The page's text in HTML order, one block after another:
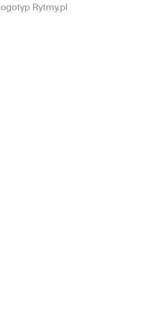
Rytmy.pl